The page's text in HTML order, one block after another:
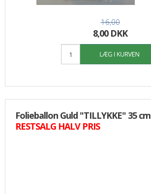
16,00
8,00 DKK
Folieballon Guld "TILLYKKE" 35 cm
RESTSALG HALV PRIS